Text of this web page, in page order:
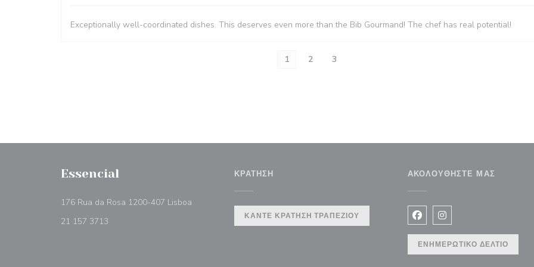
Exceptionally well-coordinated dishes. This deserves even more than the Bib Gourmand! The chef has real potential!
1 2 3
Essencial
176 Rua da Rosa 1200-407 Lisboa
21 157 3713
ΚΡΆΤΗΣΗ
ΚΆΝΤΕ ΚΡΆΤΗΣΗ ΤΡΑΠΕΖΙΟΎ
ΑΚΟΛΟΥΘΉΣΤΕ ΜΑΣ
Facebook ((ανοίγει σε νέο
Instagram ((ανοίγει
ΕΝΗΜΕΡΩΤΙΚΌ ΔΕΛΤΊΟ